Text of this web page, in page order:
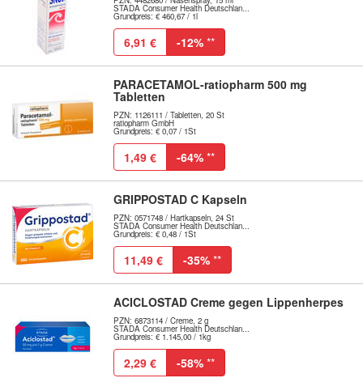
STADA Consumer Health Deutschlan...
Grundpreis: € 460,67 / 1l
6,91 € -12% **
PARACETAMOL-ratiopharm 500 mg
Tabletten
PZN: 1126111 / Tabletten, 20 St
ratiopharm GmbH
Grundpreis: € 0,07 / 1St
1,49 € -64% **
GRIPPOSTAD C Kapseln
PZN: 0571748 / Hartkapseln, 24 St
STADA Consumer Health Deutschlan...
Grundpreis: € 0,48 / 1St
11,49 € -35% **
ACICLOSTAD Creme gegen Lippenherpes
PZN: 6873114 / Creme, 2 g
STADA Consumer Health Deutschlan...
Grundpreis: € 1.145,00 / 1kg
2,29 € -58% **